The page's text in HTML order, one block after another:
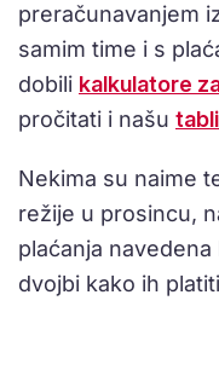
preračunavanjem
samim time i s
dobili kalkulatore
pročitati i našu
Nekima su naime
režije u prosincu,
plaćanja
dvojbi kako ih